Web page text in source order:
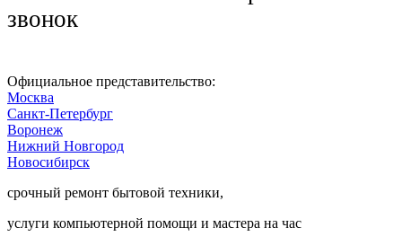
звонок
Официальное представительство:
Москва
Санкт-Петербург
Воронеж
Нижний Новгород
Новосибирск
срочный ремонт бытовой техники,
услуги компьютерной помощи и мастера на час